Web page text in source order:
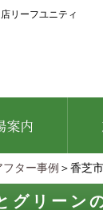
リーフユニティ
ター事例 ＞香芝
グリーン